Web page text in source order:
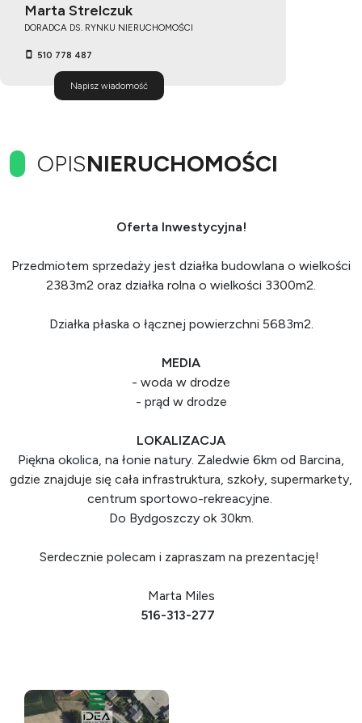
Marta Strelczuk
DORADCA DS. RYNKU NIERUCHOMOŚCI
510 778 487
Napisz wiadomość
OPISNIERUCHOMOŚCI
Oferta Inwestycyjna!
Przedmiotem sprzedaży jest działka budowlana o wielkości
2383m2 oraz działka rolna o wielkości 3300m2.
Działka płaska o łącznej powierzchni 5683m2.
MEDIA
- woda w drodze
- prąd w drodze
LOKALIZACJA
Piękna okolica, na łonie natury. Zaledwie 6km od Barcina,
gdzie znajduje się cała infrastruktura, szkoły, supermarkety,
centrum sportowo-rekreacyjne.
Do Bydgoszczy ok 30km.
Serdecznie polecam i zapraszam na prezentację!
Marta Miles
516-313-277